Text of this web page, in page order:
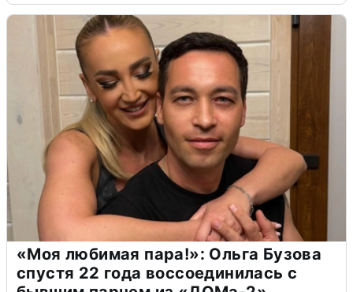
«Моя любимая пара!»: Ольга Бузова
спустя 22 года воссоединилась с